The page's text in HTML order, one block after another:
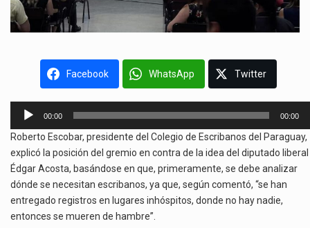
Facebook WhatsApp Twitter
Reproductor
audio
00:00 00:00
Roberto Escobar, presidente del Colegio de Escribanos del Paraguay,
explicó la posición del gremio en contra de la idea del diputado liberal
Édgar Acosta, basándose en que, primeramente, se debe analizar
dónde se necesitan escribanos, ya que, según comentó, “se han
entregado registros en lugares inhóspitos, donde no hay nadie,
entonces se mueren de hambre”.